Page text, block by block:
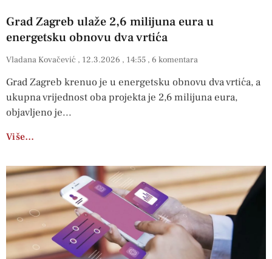
Grad Zagreb ulaže 2,6 milijuna eura u
energetsku obnovu dva vrtića
Vladana Kovačević 12.3.2026 14:55 6 komentara
Grad Zagreb krenuo je u energetsku obnovu dva vrtića, a
ukupna vrijednost oba projekta je 2,6 milijuna eura,
objavljeno je
Više…